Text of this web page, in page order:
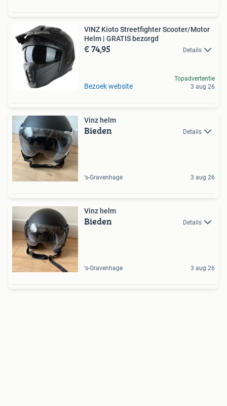
VINZ Kioto Streetfighter Scooter/Motor
Helm | GRATIS bezorgd
€ 74,95 Details
Bezoek website
Topadvertentie
3 aug 26
Vinz helm
Bieden Details
's-Gravenhage 3 aug 26
Vinz helm
Bieden Details
's-Gravenhage 3 aug 26